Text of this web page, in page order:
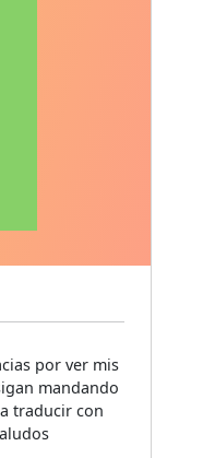
por ver mis
mandando
traducir con